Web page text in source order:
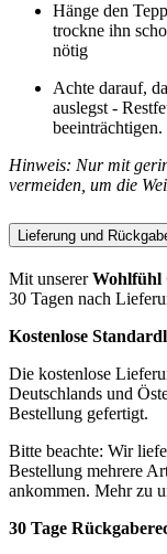
Hänge den
trockne ihn
nötig
Achte darauf,
auslegst -
beeinträchtigen.
Hinweis: Nur mit
vermeiden, um die
Lieferung und
Mit unsererWohlfühl
30 Tagen nach
Kostenlose
Die kostenlose
Deutschlands und
Bestellung gefertigt.
Bitte beachte: Wir
Bestellung mehrere
ankommen. Mehr zu
30 Tage